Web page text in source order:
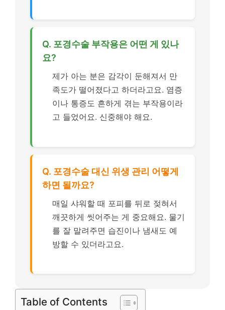
Q. 포경수술 부작용은 어떤 게 있나
요?
제가 아는 분은 감각이 둔해져서 만
족도가 떨어졌다고 하더라고요. 염증
이나 통증도 흔하게 겪는 부작용이라
고 들었어요. 신중해야 해요.
Q. 포경수술 대신 위생 관리 어떻게
하면 될까요?
매일 샤워할 때 포피를 뒤로 젖혀서
깨끗하게 씻어주는 게 중요해요. 물기
를 잘 말려주면 습진이나 냄새도 예
방할 수 있더라고요.
Table of Contents